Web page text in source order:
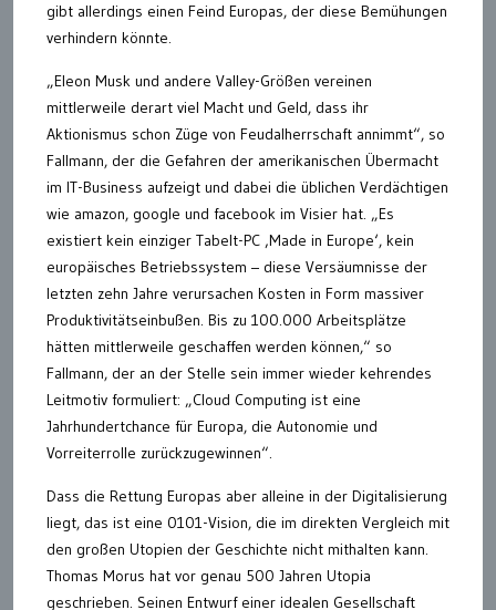
gibt allerdings einen Feind Europas, der diese Bemühungen
verhindern könnte.
„Eleon Musk und andere Valley-Größen vereinen
mittlerweile derart viel Macht und Geld, dass ihr
Aktionismus schon Züge von Feudalherrschaft annimmt“, so
Fallmann, der die Gefahren der amerikanischen Übermacht
im IT-Business aufzeigt und dabei die üblichen Verdächtigen
wie amazon, google und facebook im Visier hat. „Es
existiert kein einziger Tabelt-PC ‚Made in Europe‘, kein
europäisches Betriebssystem – diese Versäumnisse der
letzten zehn Jahre verursachen Kosten in Form massiver
Produktivitätseinbußen. Bis zu 100.000 Arbeitsplätze
hätten mittlerweile geschaffen werden können,“ so
Fallmann, der an der Stelle sein immer wieder kehrendes
Leitmotiv formuliert: „Cloud Computing ist eine
Jahrhundertchance für Europa, die Autonomie und
Vorreiterrolle zurückzugewinnen“.
Dass die Rettung Europas aber alleine in der Digitalisierung
liegt, das ist eine 0101-Vision, die im direkten Vergleich mit
den großen Utopien der Geschichte nicht mithalten kann.
Thomas Morus hat vor genau 500 Jahren Utopia
geschrieben. Seinen Entwurf einer idealen Gesellschaft